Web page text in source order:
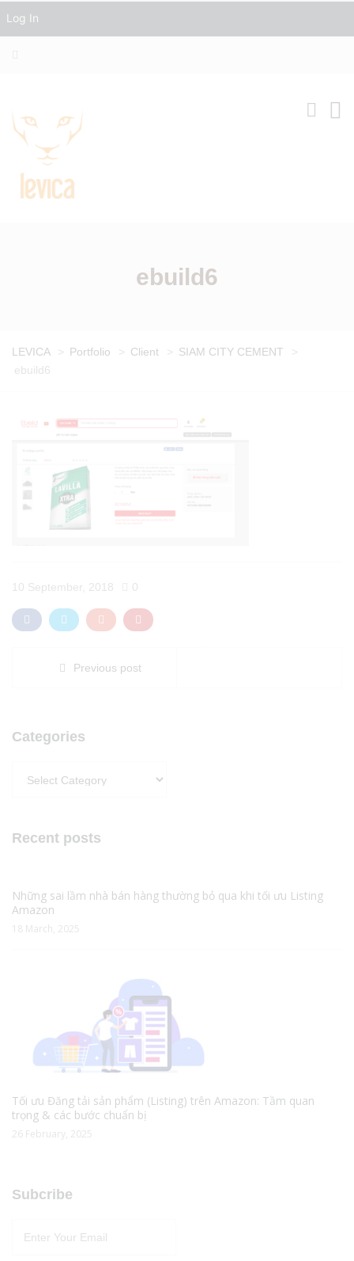
ebuild6
LEVICA > Portfolio > Client > SIAM CITY CEMENT
>
ebuild6
10 September, 2018 0
Previous post
Categories
Recent posts
Những sai lầm nhà bán hàng thường bỏ qua khi tối ưu Listing
Amazon
18 March, 2025
Tối ưu Đăng tải sản phẩm (Listing) trên Amazon: Tầm quan
trọng & các bước chuẩn bị
26 February, 2025
Subcribe
Log In